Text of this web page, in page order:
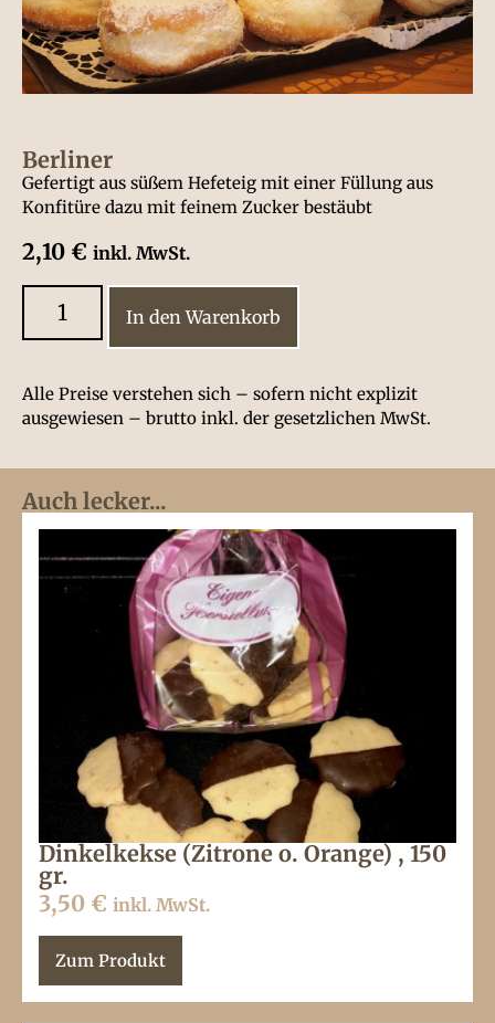
Berliner
Gefertigt aus süßem Hefeteig mit einer Füllung aus
Konfitüre dazu mit feinem Zucker bestäubt
2,10 € inkl. MwSt.
In den Warenkorb
Alle Preise verstehen sich – sofern nicht explizit
ausgewiesen – brutto inkl. der gesetzlichen MwSt.
Auch lecker...
Dinkelkekse (Zitrone o. Orange) , 150
gr.
3,50 € inkl. MwSt.
Zum Produkt